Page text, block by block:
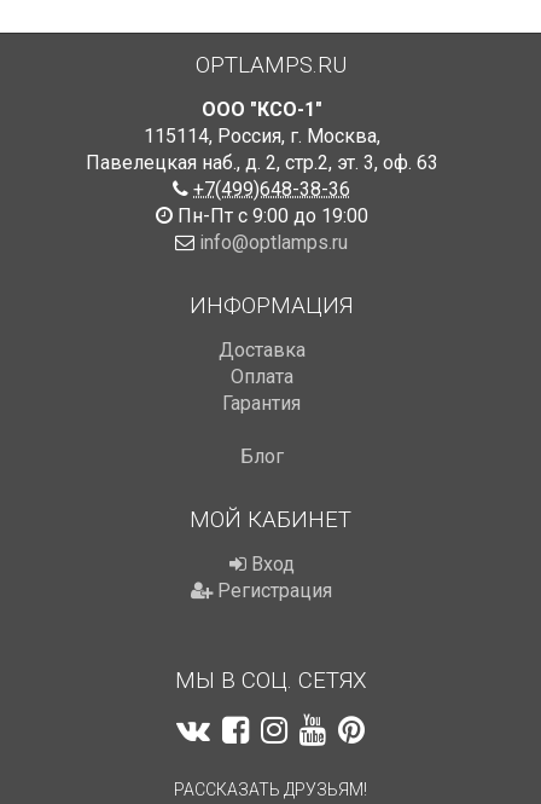
OPTLAMPS.RU
ООО "КСО-1"
115114, Россия, г. Москва,
Павелецкая наб., д. 2, стр.2, эт. 3, оф. 63
+7(499)648-38-36
Пн-Пт с 9:00 до 19:00
info@optlamps.ru
ИНФОРМАЦИЯ
Доставка
Оплата
Гарантия
Блог
МОЙ КАБИНЕТ
Вход
Регистрация
МЫ В СОЦ. СЕТЯХ
РАССКАЗАТЬ ДРУЗЬЯМ!